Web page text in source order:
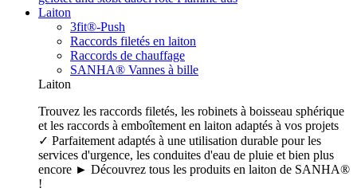
Laiton
3fit®-Push
Raccords filetés en laiton
Raccords de chauffage
SANHA® Vannes à bille
Laiton
Trouvez les raccords filetés, les robinets à boisseau sphérique
et les raccords à emboîtement en laiton adaptés à vos projets
✓ Parfaitement adaptés à une utilisation durable pour les
services d'urgence, les conduites d'eau de pluie et bien plus
encore ► Découvrez tous les produits en laiton de SANHA®
!